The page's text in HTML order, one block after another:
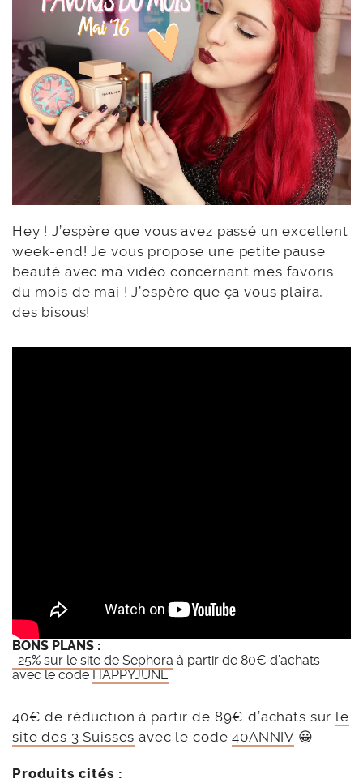
Hey ! J’espère que vous avez passé un excellent
week-end! Je vous propose une petite pause
beauté avec ma vidéo concernant mes favoris
du mois de mai ! J’espère que ça vous plaira,
des bisous!
BONS PLANS :
-25% sur le site de Sephora à partir de 80€ d’achats
avec le code HAPPYJUNE
40€ de réduction à partir de 89€ d’achats sur le
site des 3 Suisses avec le code40ANNIV 😀
Produits cités :